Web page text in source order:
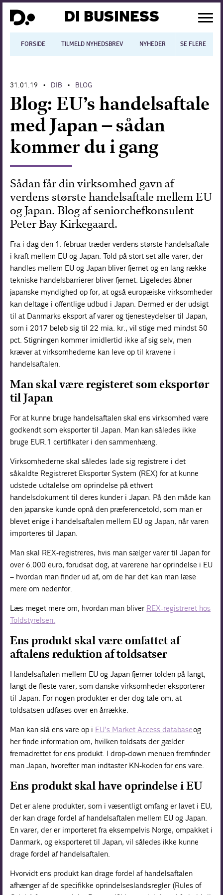
DI BUSINESS
FORSIDE TILMELD NYHEDSBREV NYHEDER BLOGS
SE FLERE
Digitalisering
International økonomi
Arbejdsmiljø
Arbejdsmarkedet
Uddannelse
Europapolitik
Forskning
31.01.19 • DIB • BLOG
Blog: EU’s handelsaftale
med Japan – sådan
kommer du i gang
Sådan får din virksomhed gavn af
verdens største handelsaftale mellem EU
og Japan. Blog af seniorchefkonsulent
Peter Bay Kirkegaard.
Fra i dag den 1. februar træder verdens største handelsaftale
i kraft mellem EU og Japan. Told på stort set alle varer, der
handles mellem EU og Japan bliver fjernet og en lang række
tekniske handelsbarrierer bliver fjernet. Ligeledes åbner
japanske myndighed op for, at også europæiske virksomheder
kan deltage i offentlige udbud i Japan. Dermed er der udsigt
til at Danmarks eksport af varer og tjenesteydelser til Japan,
som i 2017 beløb sig til 22 mia. kr., vil stige med mindst 50
pct. Stigningen kommer imidlertid ikke af sig selv, men
kræver at virksomhederne kan leve op til kravene i
handelsaftalen.
Man skal være registeret som eksportør
til Japan
For at kunne bruge handelsaftalen skal ens virksomhed være
godkendt som eksportør til Japan. Man kan således ikke
bruge EUR.1 certifikater i den sammenhæng.
Virksomhederne skal således lade sig registrere i det
såkaldte Registreret Eksportør System (REX) for at kunne
udstede udtalelse om oprindelse på ethvert
handelsdokument til deres kunder i Japan. På den måde kan
den japanske kunde opnå den præferencetold, som man er
blevet enige i handelsaftalen mellem EU og Japan, når varen
importeres til Japan.
Man skal REX-registreres, hvis man sælger varer til Japan for
over 6.000 euro, forudsat dog, at varerene har oprindelse i EU
– hvordan man finder ud af, om de har det kan man læse
mere om nedenfor.
Læs meget mere om, hvordan man bliver REX-registreret hos
Toldstyrelsen.
Ens produkt skal være omfattet af
aftalens reduktion af toldsatser
Handelsaftalen mellem EU og Japan fjerner tolden på langt,
langt de fleste varer, som danske virksomheder eksporterer
til Japan. For nogen produkter er der dog tale om, at
toldsatsen udfases over en årrække.
Man kan slå ens vare op i EU’s Market Access databaseog
her finde information om, hvilken toldsats der gælder
fremadrettet for ens produkt. I drop-down menuen fremfinder
man Japan, hvorefter man indtaster KN-koden for ens vare.
Ens produkt skal have oprindelse i EU
Det er alene produkter, som i væsentligt omfang er lavet i EU,
der kan drage fordel af handelsaftalen mellem EU og Japan.
En varer, der er importeret fra eksempelvis Norge, ompakket i
Danmark, og eksporteret til Japan, vil således ikke kunne
drage fordel af handelsaftalen.
Hvorvidt ens produkt kan drage fordel af handelsaftalen
afhænger af de specifikke oprindelseslandsregler (Rules of